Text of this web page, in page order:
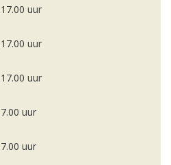
uur
uur
uur
uur
uur